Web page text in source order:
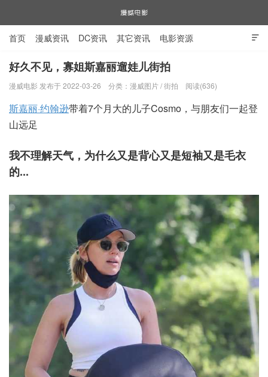

首页 漫威资讯 DC资讯 其它资讯 电影资源
电视剧资源 漫威图片
好久不见，寡姐斯嘉丽遛娃儿街拍
漫威电影 发布于 2022-03-26 分类： 漫威图片/街拍 阅读(636)
斯嘉丽·约翰逊带着7个月大的儿子Cosmo，与朋友们一起登
山远足
我不理解天气，为什么又是背心又是短袖又是毛衣
的...